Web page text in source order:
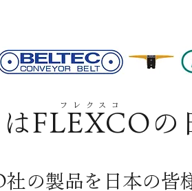
FLEXCOの
フレクスコ
の製品を日本の皆